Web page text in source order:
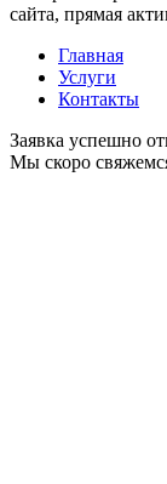
сайта, прямая
Главная
Услуги
Контакты
Заявка успешно
Мы скоро